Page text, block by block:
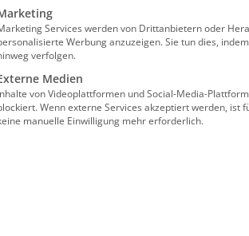
Jasmin Arbabian-Vogel ist
und betreibt heute als
mehrere
auf die Versorgung von
im bad e.V. und gehört
Bundesgeschäftsführerin Andrea
dieses
worden und die verbandliche
Services werden von Drittanbietern oder
Werbung anzuzeigen. Sie tun dies,
verfolgen.
Medien
von Videoplattformen und Social-Media-
Wenn externe Services akzeptiert werden, ist
manuelle Einwilligung mehr erforderlich.